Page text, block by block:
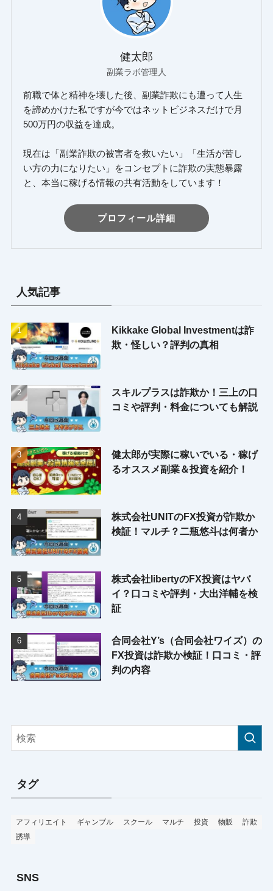
健太郎
副業ラボ管理人
前職で体と精神を壊した後、副業詐欺にも遭って人生
を諦めかけた私ですが今ではネットビジネスだけで月
500万円の収益を達成。
現在は「副業詐欺の被害者を救いたい」「生活が苦し
い方の力になりたい」をコンセプトに詐欺の実態暴露
と、本当に稼げる情報の共有活動をしています！
プロフィール詳細
人気記事
Kikkake Global Investmentは詐
欺・怪しい？評判の真相
スキルプラスは詐欺か！三上の口
コミや評判・料金についても解説
健太郎が実際に稼いでいる・稼げ
るオススメ副業＆投資を紹介！
株式会社UNITのFX投資が詐欺か
検証！マルチ？二瓶悠斗は何者か
株式会社libertyのFX投資はヤバ
イ？口コミや評判・大出洋輔を検
証
合同会社Y’s（合同会社ワイズ）の
FX投資は詐欺か検証！口コミ・評
判の内容
タグ
アフィリエイト ギャンブル スクール マルチ 投資 物販
詐欺
誘導
SNS